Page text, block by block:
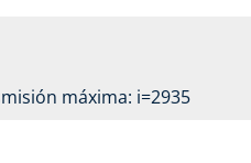
máxima: i=2935